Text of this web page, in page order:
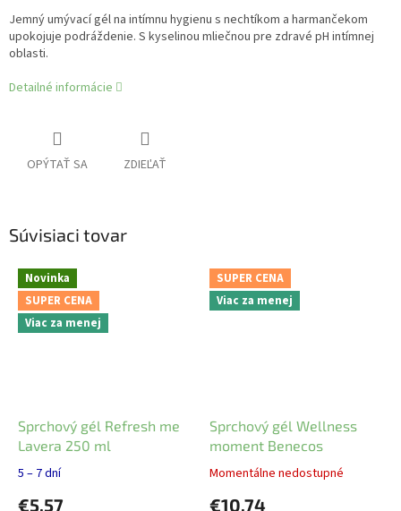
Jemný umývací gél na intímnu hygienu s nechtíkom a harmančekom
upokojuje podráždenie. S kyselinou mliečnou pre zdravé pH intímnej
oblasti.
Detailné informácie
OPÝTAŤ SA ZDIEĽAŤ
Súvisiaci tovar
Novinka
SUPER CENA
Viac za menej
Sprchový gél Refresh me
Lavera 250 ml
5 – 7 dní
€5,57
SUPER CENA
Viac za menej
Sprchový gél Wellness
moment Benecos
Momentálne nedostupné
€10,74